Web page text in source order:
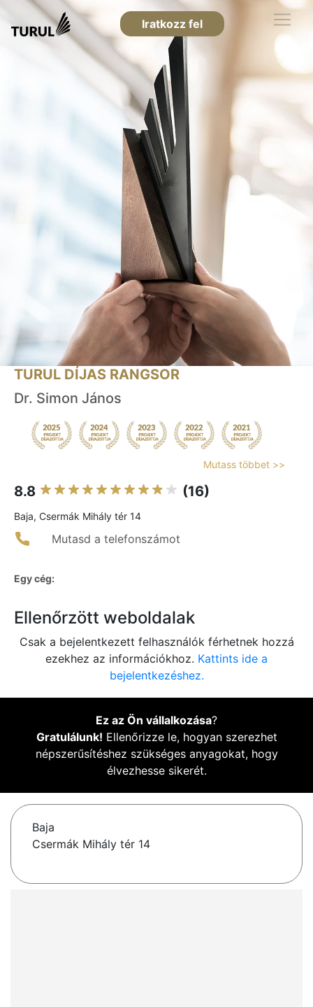
Iratkozz fel
TURUL DÍJAS RANGSOR
Dr. Simon János
Mutass többet >>
8.8 (16)
Baja, Csermák Mihály tér 14
Mutasd a telefonszámot
Egy cég:
Ellenőrzött weboldalak
Csak a bejelentkezett felhasználók férhetnek hozzá
ezekhez az információkhoz. Kattints ide a
bejelentkezéshez.
Ez az Ön vállalkozása?
Gratulálunk! Ellenőrizze le, hogyan szerezhet
népszerűsítéshez szükséges anyagokat, hogy
élvezhesse sikerét.
Baja
Csermák Mihály tér 14